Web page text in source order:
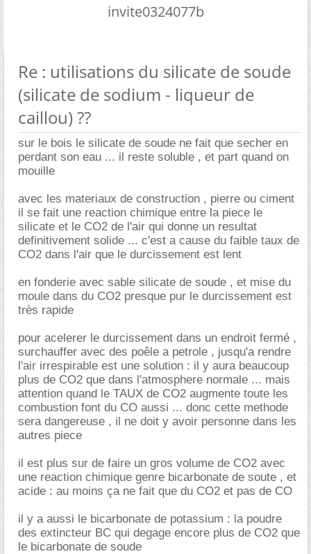
invite0324077b
Re : utilisations du silicate de soude
(silicate de sodium - liqueur de
caillou) ??
sur le bois le silicate de soude ne fait que secher en
perdant son eau ... il reste soluble , et part quand on
mouille
avec les materiaux de construction , pierre ou ciment
il se fait une reaction chimique entre la piece le
silicate et le CO2 de l'air qui donne un resultat
definitivement solide ... c'est a cause du faible taux de
CO2 dans l'air que le durcissement est lent
en fonderie avec sable silicate de soude , et mise du
moule dans du CO2 presque pur le durcissement est
très rapide
pour acelerer le durcissement dans un endroit fermé ,
surchauffer avec des poêle a petrole , jusqu'a rendre
l'air irrespirable est une solution : il y aura beaucoup
plus de CO2 que dans l'atmosphere normale ... mais
attention quand le TAUX de CO2 augmente toute les
combustion font du CO aussi ... donc cette methode
sera dangereuse , il ne doit y avoir personne dans les
autres piece
il est plus sur de faire un gros volume de CO2 avec
une reaction chimique genre bicarbonate de soute , et
acide : au moins ça ne fait que du CO2 et pas de CO
il y a aussi le bicarbonate de potassium : la poudre
des extincteur BC qui degage encore plus de CO2 que
le bicarbonate de soude